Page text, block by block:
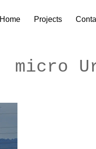
Home Projects
micro